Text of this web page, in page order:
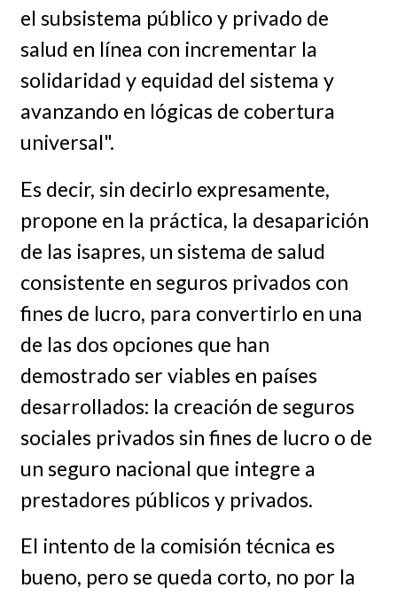
el subsistema público y privado de
salud en línea con incrementar la
solidaridad y equidad del sistema y
avanzando en lógicas de cobertura
universal".
Es decir, sin decirlo expresamente,
propone en la práctica, la desaparición
de las isapres, un sistema de salud
consistente en seguros privados con
fines de lucro, para convertirlo en una
de las dos opciones que han
demostrado ser viables en países
desarrollados: la creación de seguros
sociales privados sin fines de lucro o de
un seguro nacional que integre a
prestadores públicos y privados.
El intento de la comisión técnica es
bueno, pero se queda corto, no por la